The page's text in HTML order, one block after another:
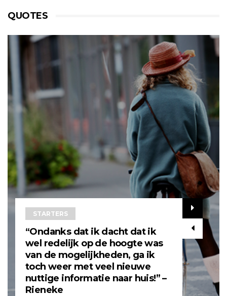
QUOTES
STARTERS
“Ondanks dat ik dacht dat ik
wel redelijk op de hoogte was
van de mogelijkheden, ga ik
toch weer met veel nieuwe
nuttige informatie naar huis!” –
Rieneke